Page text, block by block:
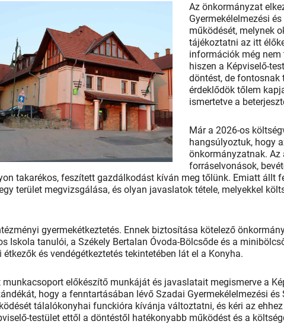
Az önkormányzat
Gyermekélelmezési
működését, melynek
tájékoztatni az itt
információk még nem
hiszen a Képviselő-
döntést, de fontosnak
érdeklődök tőlem
ismertetve a
Már a 2026-os
hangsúlyoztuk, hogy
önkormányzatnak. Az
forráselvonások,
takarékos, feszített gazdálkodást kíván meg tőlünk. Emiatt állt
terület megvizsgálása, és olyan javaslatok tétele, melyekkel
gyermekétkeztetés. Ennek biztosítása kötelező
Iskola tanulói, a Székely Bertalan Óvoda-Bölcsőde és a
étkezők és vendégétkeztetés tekintetében lát el a Konyha.
előkészítő munkáját és javaslatait megismerve a
hogy a fenntartásában lévő Szadai Gyermekélelmezési
tálalókonyhai funckióra kívánja változtatni, és kéri az
testület ettől a döntéstől hatékonyabb működést és a